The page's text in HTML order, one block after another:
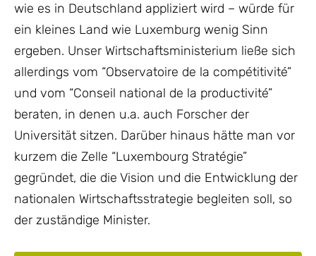
wie es in Deutschland appliziert wird – würde für
ein kleines Land wie Luxemburg wenig Sinn
ergeben. Unser Wirtschaftsministerium ließe sich
allerdings vom “Observatoire de la compétitivité”
und vom “Conseil national de la productivité”
beraten, in denen u.a. auch Forscher der
Universität sitzen. Darüber hinaus hätte man vor
kurzem die Zelle “Luxembourg Stratégie”
gegründet, die die Vision und die Entwicklung der
nationalen Wirtschaftsstrategie begleiten soll, so
der zuständige Minister.